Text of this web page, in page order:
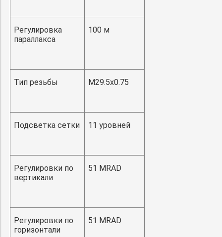
Регулировка
параллакса
100 м
Тип резьбы M29.5x0.75
Подсветка сетки 11 уровней
Регулировки по
вертикали
51 MRAD
Регулировки по
горизонтали
51 MRAD